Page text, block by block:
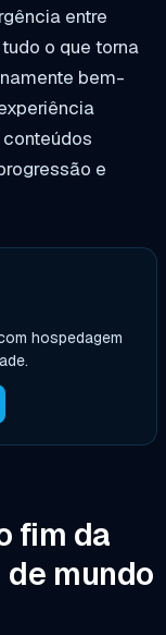
entre
o que torna
bem-
e
hospedagem
fim da
mundo